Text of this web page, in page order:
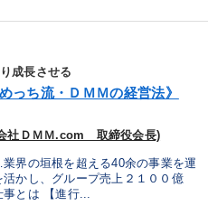
成長させる
っち流・ＤＭＭの経営法》
社ＤＭＭ.com 取締役会長)
界の垣根を超える40余の事業を運
かし、グループ売上２１００億
事とは 【進行...